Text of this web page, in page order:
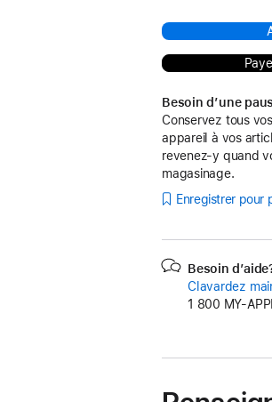
Besoin d’une
Conservez tous
appareil à vos
revenez-y quand
magasinage.
Enregistrer pour
Besoin
Clavardez
1 800